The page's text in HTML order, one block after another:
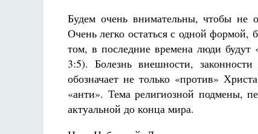
Будем очень внимательны, чтобы не
Очень легко остаться с одной формой,
том, в последние времена люди
3:5). Болезнь внешности,
обозначает не только «против»
«анти». Тема религиозной подмены,
актуальной до конца мира.